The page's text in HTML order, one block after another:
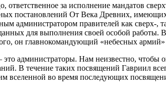
ответственное за исполнение мандатов
постановлений От Века Древних,
администратором правителей как
для выполнения своей особой
он главнокомандующий «небесных
администраторы. Нам неизвестно,
В течение таких посвящений Гавриил
вселенной во время последующих